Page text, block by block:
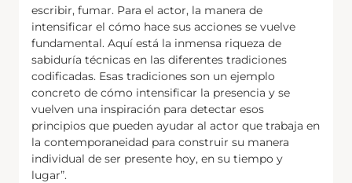
escribir, fumar. Para el actor, la manera de
intensificar el cómo hace sus acciones se vuelve
fundamental. Aquí está la inmensa riqueza de
sabiduría técnicas en las diferentes tradiciones
codificadas. Esas tradiciones son un ejemplo
concreto de cómo intensificar la presencia y se
vuelven una inspiración para detectar esos
principios que pueden ayudar al actor que trabaja en
la contemporaneidad para construir su manera
individual de ser presente hoy, en su tiempo y
lugar”.